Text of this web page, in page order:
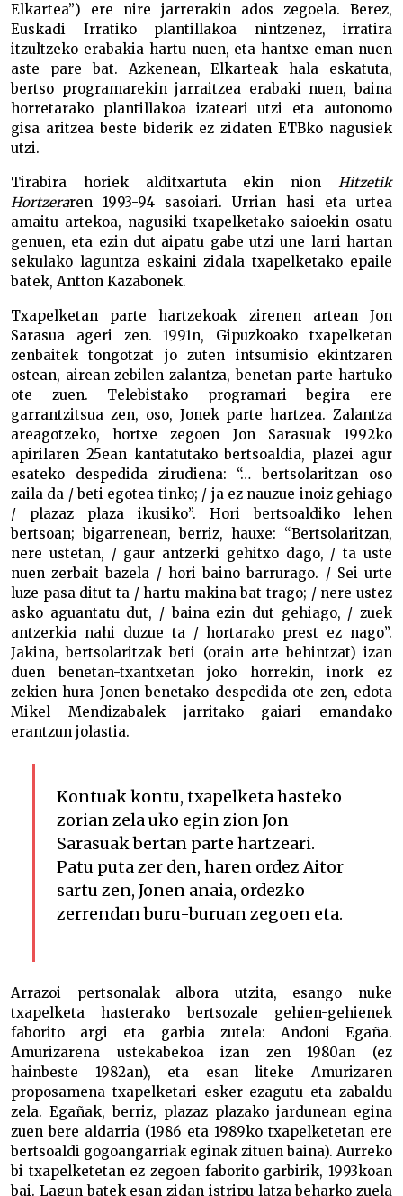
Elkartea”) ere nire jarrerakin ados zegoela. Berez,
Euskadi Irratiko plantillakoa nintzenez, irratira
itzultzeko erabakia hartu nuen, eta hantxe eman nuen
aste pare bat. Azkenean, Elkarteak hala eskatuta,
bertso programarekin jarraitzea erabaki nuen, baina
horretarako plantillakoa izateari utzi eta autonomo
gisa aritzea beste biderik ez zidaten ETBko nagusiek
utzi.
Tirabira horiek alditxartuta ekin nion Hitzetik
Hortzeraren 1993-94 sasoiari. Urrian hasi eta urtea
amaitu artekoa, nagusiki txapelketako saioekin osatu
genuen, eta ezin dut aipatu gabe utzi une larri hartan
sekulako laguntza eskaini zidala txapelketako epaile
batek, Antton Kazabonek.
Txapelketan parte hartzekoak zirenen artean Jon
Sarasua ageri zen. 1991n, Gipuzkoako txapelketan
zenbaitek tongotzat jo zuten intsumisio ekintzaren
ostean, airean zebilen zalantza, benetan parte hartuko
ote zuen. Telebistako programari begira ere
garrantzitsua zen, oso, Jonek parte hartzea. Zalantza
areagotzeko, hortxe zegoen Jon Sarasuak 1992ko
apirilaren 25ean kantatutako bertsoaldia, plazei agur
esateko despedida zirudiena: “… bertsolaritzan oso
zaila da / beti egotea tinko; / ja ez nauzue inoiz gehiago
/ plazaz plaza ikusiko”. Hori bertsoaldiko lehen
bertsoan; bigarrenean, berriz, hauxe: “Bertsolaritzan,
nere ustetan, / gaur antzerki gehitxo dago, / ta uste
nuen zerbait bazela / hori baino barrurago. / Sei urte
luze pasa ditut ta / hartu makina bat trago; / nere ustez
asko aguantatu dut, / baina ezin dut gehiago, / zuek
antzerkia nahi duzue ta / hortarako prest ez nago”.
Jakina, bertsolaritzak beti (orain arte behintzat) izan
duen benetan-txantxetan joko horrekin, inork ez
zekien hura Jonen benetako despedida ote zen, edota
Mikel Mendizabalek jarritako gaiari emandako
erantzun jolastia.
Kontuak kontu, txapelketa hasteko
zorian zela uko egin zion Jon
Sarasuak bertan parte hartzeari.
Patu puta zer den, haren ordez Aitor
sartu zen, Jonen anaia, ordezko
zerrendan buru-buruan zegoen eta.
Arrazoi pertsonalak albora utzita, esango nuke
txapelketa hasterako bertsozale gehien-gehienek
faborito argi eta garbia zutela: Andoni Egaña.
Amurizarena ustekabekoa izan zen 1980an (ez
hainbeste 1982an), eta esan liteke Amurizaren
proposamena txapelketari esker ezagutu eta zabaldu
zela. Egañak, berriz, plazaz plazako jardunean egina
zuen bere aldarria (1986 eta 1989ko txapelketetan ere
bertsoaldi gogoangarriak eginak zituen baina). Aurreko
bi txapelketetan ez zegoen faborito garbirik, 1993koan
bai. Lagun batek esan zidan istripu latza beharko zuela